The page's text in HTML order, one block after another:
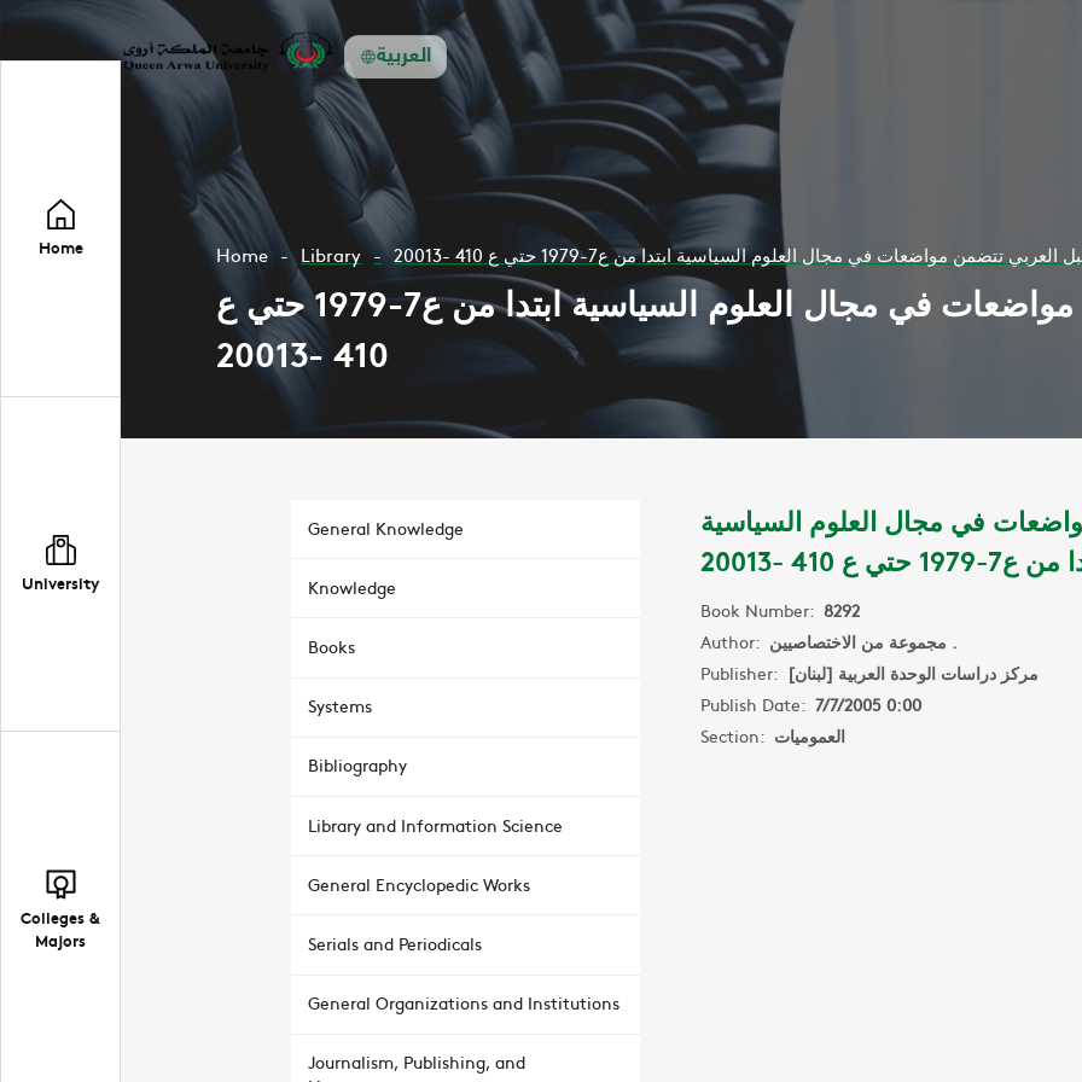
العربية
Home
University
Colleges &
Majors
Home Library تتضمن مواضعات في مجال العلوم السياسية ابتدا من ع7-1979 حتي ع 410 -20013
مجلة المستقبل العربي تتضمن مواضعات في مجال العلوم السياسية ابتدا من ع7-1979 حتي ع
410 -20013
General Knowledge
Knowledge
Books
Systems
Bibliography
Library and Information Science
General Encyclopedic Works
Serials and Periodicals
General Organizations and Institutions
Journalism, Publishing, and
في مجال العلوم السياسية
1979 حتي ع 410 -20013
Book Number: 8292
Author:
مجموعة من الاختصاصيين .
Publisher: مركز دراسات الوحدة العربية [لبنان]
Publish Date: 7/7/2005 0:00
Section: العموميات